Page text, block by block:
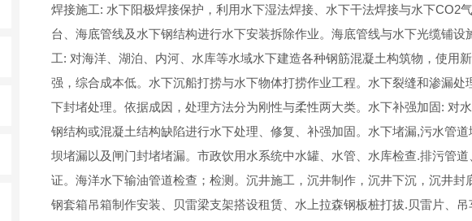
焊接施工: 水下阳极焊接保护，利用水下湿法焊接、水下干法焊接与水下CO2
台、海底管线及水下钢结构进行水下安装拆除作业。海底管线与水下光缆铺
工: 对海洋、湖泊、内河、水库等水域水下建造各种钢筋混凝土构筑物，使用
强，综合成本低。水下沉船打捞与水下物体打捞作业工程。水下裂缝和渗漏
下封堵处理。依据成因，处理方法分为刚性与柔性两大类。水下补强加固: 对
钢结构或混凝土结构缺陷进行水下处理、修复、补强加固。水下堵漏,污水管
坝堵漏以及闸门封堵堵漏。市政饮用水系统中水罐、水管、水库检查.排污管
证。海洋水下输油管道检查；检测。沉井施工，沉井制作，沉井下沉，沉井
钢套箱吊箱制作安装、贝雷梁支架搭设租赁、水上拉森钢板桩打拔.贝雷片、